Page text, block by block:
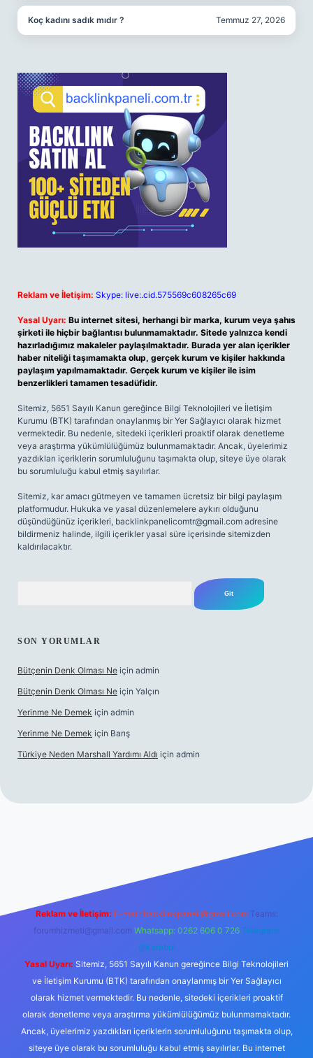
Koç kadını sadık mıdır ? Temmuz 27, 2026
Reklam ve İletişim: Skype: live:.cid.575569c608265c69
Yasal Uyarı: Bu internet sitesi, herhangi bir marka, kurum veya şahıs
şirketi ile hiçbir bağlantısı bulunmamaktadır. Sitede yalnızca kendi
hazırladığımız makaleler paylaşılmaktadır. Burada yer alan içerikler
haber niteliği taşımamakta olup, gerçek kurum ve kişiler hakkında
paylaşım yapılmamaktadır. Gerçek kurum ve kişiler ile isim
benzerlikleri tamamen tesadüfidir.
Sitemiz, 5651 Sayılı Kanun gereğince Bilgi Teknolojileri ve İletişim
Kurumu (BTK) tarafından onaylanmış bir Yer Sağlayıcı olarak hizmet
vermektedir. Bu nedenle, sitedeki içerikleri proaktif olarak denetleme
veya araştırma yükümlülüğümüz bulunmamaktadır. Ancak, üyelerimiz
yazdıkları içeriklerin sorumluluğunu taşımakta olup, siteye üye olarak
bu sorumluluğu kabul etmiş sayılırlar.
Sitemiz, kar amacı gütmeyen ve tamamen ücretsiz bir bilgi paylaşım
platformudur. Hukuka ve yasal düzenlemelere aykırı olduğunu
düşündüğünüz içerikleri, backlinkpanelicomtr@gmail.com adresine
bildirmeniz halinde, ilgili içerikler yasal süre içerisinde sitemizden
kaldırılacaktır.
SON YORUMLAR
Bütçenin Denk Olması Ne için admin
Bütçenin Denk Olması Ne için Yalçın
Yerinme Ne Demek için admin
Yerinme Ne Demek için Barış
Türkiye Neden Marshall Yardımı Aldı için admin
Reklam ve İletişim: E-mail: backlinkpaneli@gmail.com Teams:
forumhizmeti@gmail.com Whatsapp: 0262 606 0 726 Telegram:
@karabul
Yasal Uyarı: Sitemiz, 5651 Sayılı Kanun gereğince Bilgi Teknolojileri
ve İletişim Kurumu (BTK) tarafından onaylanmış bir Yer Sağlayıcı
olarak hizmet vermektedir. Bu nedenle, sitedeki içerikleri proaktif
olarak denetleme veya araştırma yükümlülüğümüz bulunmamaktadır.
Ancak, üyelerimiz yazdıkları içeriklerin sorumluluğunu taşımakta olup,
siteye üye olarak bu sorumluluğu kabul etmiş sayılırlar. Bu internet